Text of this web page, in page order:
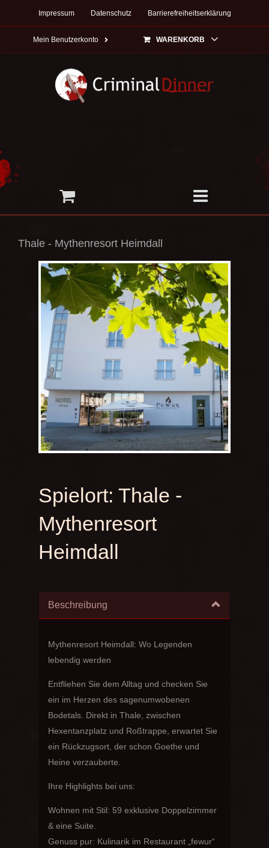
Impressum Datenschutz Barrierefreiheitserklärung
Mein Benutzerkonto WARENKORB
Thale - Mythenresort Heimdall
Spielort: Thale -
Mythenresort
Heimdall
Beschreibung
Mythenresort Heimdall: Wo Legenden
lebendig werden
Entfliehen Sie dem Alltag und checken Sie
ein im Herzen des sagenumwobenen
Bodetals. Direkt in Thale, zwischen
Hexentanzplatz und Roßtrappe, erwartet Sie
ein Rückzugsort, der schon Goethe und
Heine verzauberte.
Ihre Highlights bei uns:
Wohnen mit Stil: 59 exklusive Doppelzimmer
& eine Suite.
Genuss pur: Kulinarik im Restaurant „fewur“